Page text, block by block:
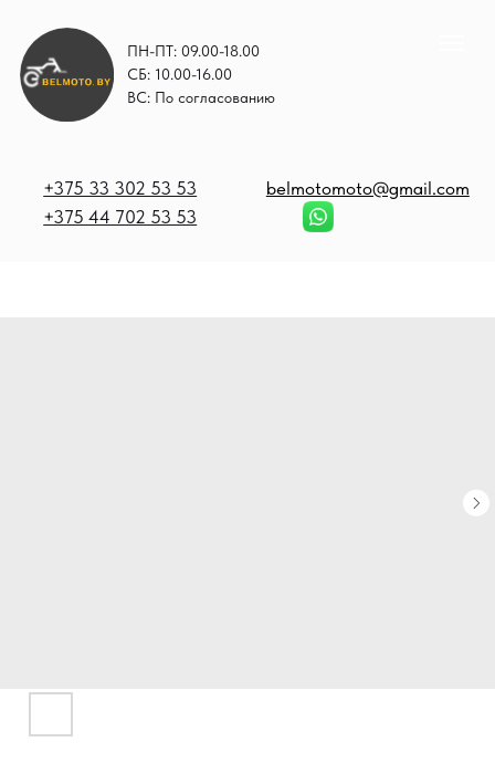
ПН-ПТ: 09.00-18.00
СБ: 10.00-16.00
ВС: По согласованию